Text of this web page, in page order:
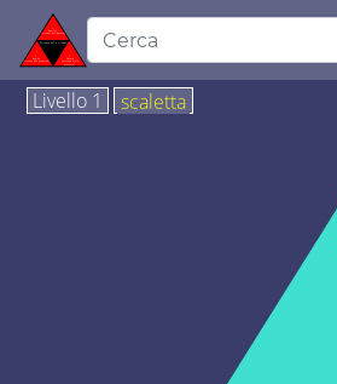
Livello 1 scaletta